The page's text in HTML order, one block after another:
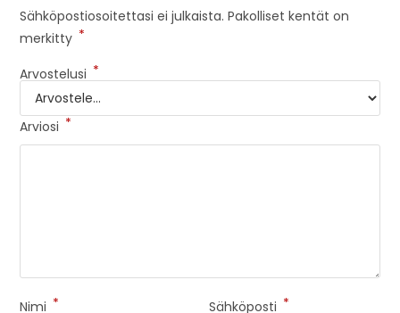
Sähköpostiosoitettasi ei julkaista. Pakolliset kentät on
merkitty *
Arvostelusi *
Arviosi *
Nimi * Sähköposti *